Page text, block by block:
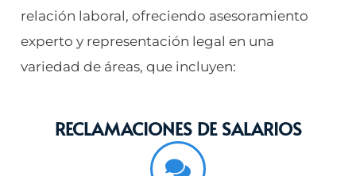
relación laboral, ofreciendo asesoramiento
experto y representación legal en una
variedad de áreas, que incluyen:
RECLAMACIONES DE SALARIOS